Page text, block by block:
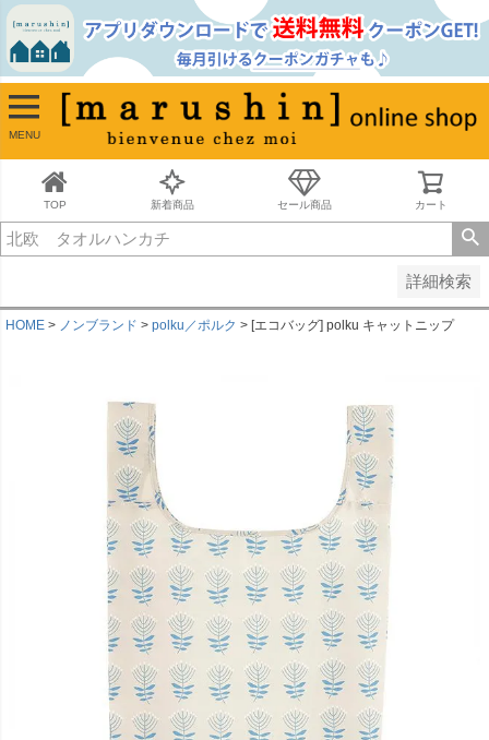
MENU
TOP 新着商品 セール商品 カート
詳細検索
並び順
新着順
古い順
価格が安い順
価格が高い順
キーワードヒット順
HOME ノンブランド polku／ポルク [エコバッグ] polku キャットニップ